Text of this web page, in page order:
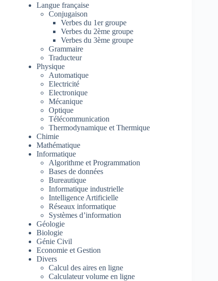
Langue française
Conjugaison
Verbes du 1er groupe
Verbes du 2ème groupe
Verbes du 3ème groupe
Grammaire
Traducteur
Physique
Automatique
Electricité
Electronique
Mécanique
Optique
Télécommunication
Thermodynamique et Thermique
Chimie
Mathématique
Informatique
Algorithme et Programmation
Bases de données
Bureautique
Informatique industrielle
Intelligence Artificielle
Réseaux informatique
Systèmes d’information
Géologie
Biologie
Génie Civil
Economie et Gestion
Divers
Calcul des aires en ligne
Calculateur volume en ligne